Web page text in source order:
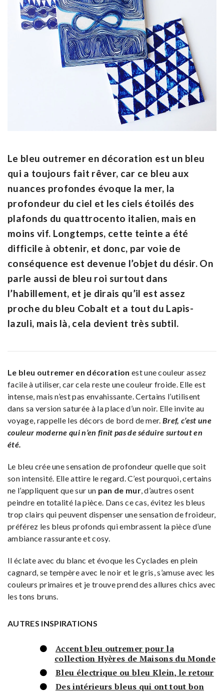
Le bleu outremer en décoration est un bleu
qui a toujours fait rêver, car ce bleu aux
nuances profondes évoque la mer, la
profondeur du ciel et les ciels étoilés des
plafonds du quattrocento italien, mais en
moins vif. Longtemps, cette teinte a été
difficile à obtenir, et donc, par voie de
conséquence est devenue l’objet du désir. On
parle aussi de bleu roi surtout dans
l’habillement, et je dirais qu’il est assez
proche du bleu Cobalt et a tout du Lapis-
lazuli, mais là, cela devient très subtil.
Le bleu outremer en décoration est une couleur assez
facile à utiliser, car cela reste une couleur froide. Elle est
intense, mais n’est pas envahissante. Certains l’utilisent
dans sa version saturée à la place d’un noir. Elle invite au
voyage, rappelle les décors de bord de mer.Bref, c’est une
couleur moderne qui n’en finit pas de séduire surtout en
été.
Le bleu crée une sensation de profondeur quelle que soit
son intensité. Elle attire le regard. C’est pourquoi, certains
ne l’appliquent que sur un pan de mur, d’autres osent
peindre en totalité la pièce. Dans ce cas, évitez les bleus
trop clairs qui peuvent dispenser une sensation de froideur,
préférez les bleus profonds qui embrassent la pièce d’une
ambiance rassurante et cosy.
Il éclate avec du blanc et évoque les Cyclades en plein
cagnard, se tempère avec le noir et le gris, s’amuse avec les
couleurs primaires et je trouve prend des allures chics avec
les tons bruns.
AUTRES INSPIRATIONS
Accent bleu outremer pour la
collection Hyères de Maisons du Monde
Bleu électrique ou bleu Klein, le retour
Des intérieurs bleus qui ont tout bon